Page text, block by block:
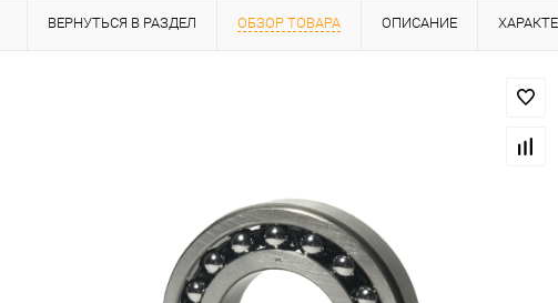
ВЕРНУТЬСЯ В РАЗДЕЛ ОБЗОР ТОВАРА ОПИСАНИЕ